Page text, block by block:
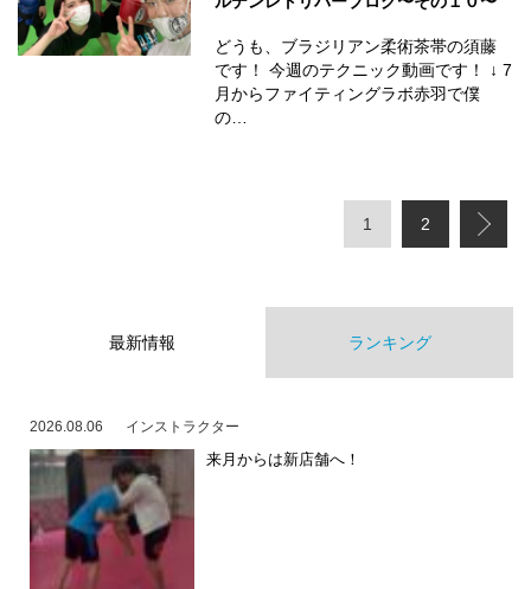
どうも、ブラジリアン柔術茶帯の須藤
です！ 今週のテクニック動画です！ ↓ 7
月からファイティングラボ赤羽で僕
の…
1 2
最新情報 ランキング
2026.08.06 インストラクター
来月からは新店舗へ！